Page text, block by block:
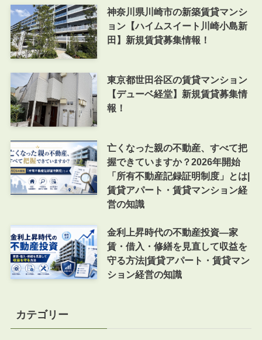
神奈川県川崎市の新築賃貸マンシ
ョン【ハイムスイート川崎小島新
田】新規賃貸募集情報！
東京都世田谷区の賃貸マンション
【デューベ経堂】新規賃貸募集情
報！
亡くなった親の不動産、すべて把
握できていますか？2026年開始
「所有不動産記録証明制度」とは|
賃貸アパート・賃貸マンション経
営の知識
金利上昇時代の不動産投資―家
賃・借入・修繕を見直して収益を
守る方法|賃貸アパート・賃貸マン
ション経営の知識
カテゴリー